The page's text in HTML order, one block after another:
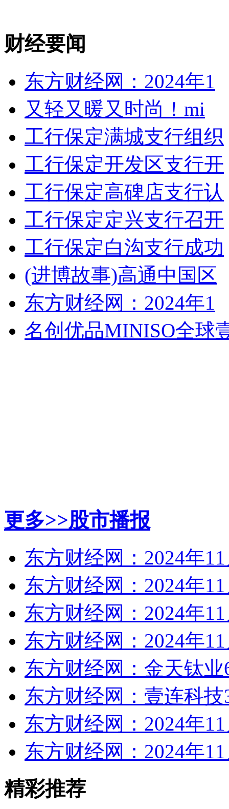
财经要闻
东方财经网：2024年1
又轻又暖又时尚！mi
工行保定满城支行组织
工行保定开发区支行开
工行保定高碑店支行认
工行保定定兴支行召开
工行保定白沟支行成功
(进博故事)高通中国区
东方财经网：2024年1
名创优品MINISO全球
更多>>股市播报
东方财经网：2024年
东方财经网：2024年
东方财经网：2024年
东方财经网：2024年
东方财经网：金天钛
东方财经网：壹连科
东方财经网：2024年
东方财经网：2024年
精彩推荐